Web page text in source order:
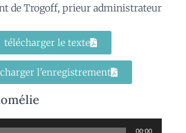
de Trogoff, prieur administrateur
télécharger le texte
l'enregistrement
00:00